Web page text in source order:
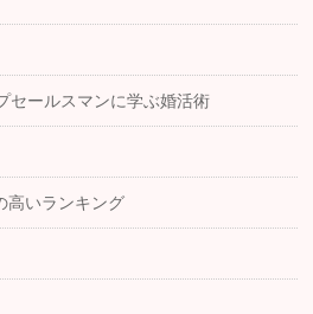
セールスマンに学ぶ婚活術
高いランキング